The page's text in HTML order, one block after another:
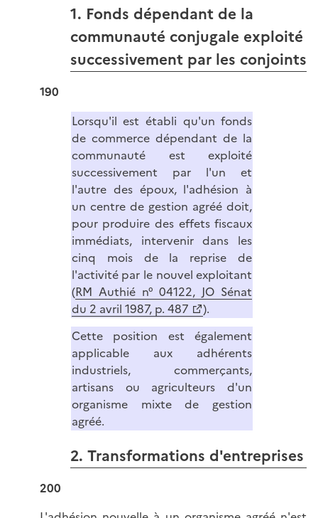
1. Fonds dépendant de la
communauté conjugale exploité
successivement par les conjoints
190
Lorsqu'il est établi qu'un fonds
de commerce dépendant de la
communauté est exploité
successivement par l'un et
l'autre des époux, l'adhésion à
un centre de gestion agréé doit,
pour produire des effets fiscaux
immédiats, intervenir dans les
cinq mois de la reprise de
l'activité par le nouvel exploitant
(RM Authié n° 04122, JO Sénat
du 2 avril 1987, p. 487
).
Cette position est également
applicable aux adhérents
industriels, commerçants,
artisans ou agriculteurs d'un
organisme mixte de gestion
agréé.
2. Transformations d'entreprises
200